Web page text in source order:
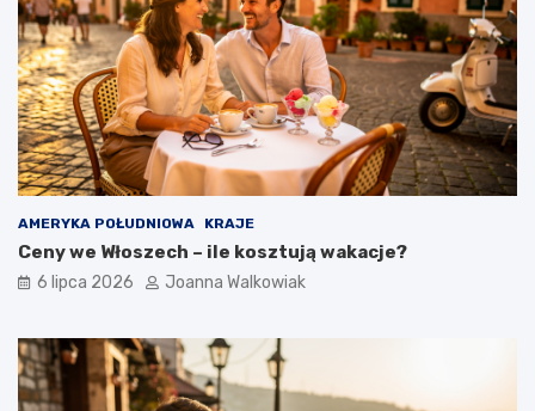
AMERYKA POŁUDNIOWA KRAJE
Ceny we Włoszech – ile kosztują wakacje?
6 lipca 2026 Joanna Walkowiak